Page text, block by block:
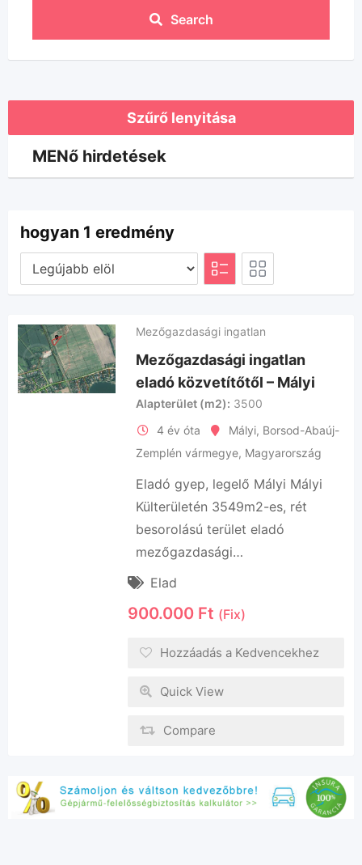
Search
Szűrő lenyitása
MENő hirdetések
hogyan 1 eredmény
Mezőgazdasági ingatlan
Mezőgazdasági ingatlan
eladó közvetítőtől – Mályi
Alapterület (m2)
3500
4 év óta
Mályi, Borsod-Abaúj-
Zemplén vármegye, Magyarország
Eladó gyep, legelő Mályi Mályi
Külterületén 3549m2-es, rét
besorolású terület eladó
mezőgazdasági…
Elad
900.000 Ft (Fix)
Hozzáadás a Kedvencekhez
Quick View
Compare